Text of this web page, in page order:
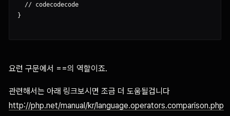
  // codecodecode
}
요런 구문에서 ==의 역할이죠.
관련해서는 아래 링크보시면 조금 더 도움될겁니다
http://php.net/manual/kr/language.operators.comparison.php